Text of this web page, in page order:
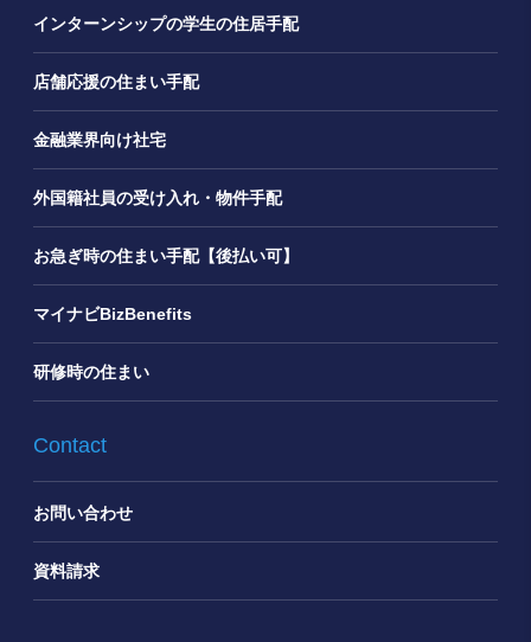
インターンシップの学生の住居手配
店舗応援の住まい手配
金融業界向け社宅
外国籍社員の受け入れ・物件手配
お急ぎ時の住まい手配【後払い可】
マイナビBizBenefits
研修時の住まい
Contact
お問い合わせ
資料請求